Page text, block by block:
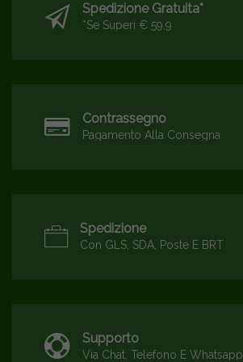
Spedizione Gratuita*
*se Superi € 59,9
Contrassegno
Pagamento Alla Consegna
Spedizione
Con GLS, SDA, Poste E BRT
Supporto
Via Chat, Telefono E Whatsapp